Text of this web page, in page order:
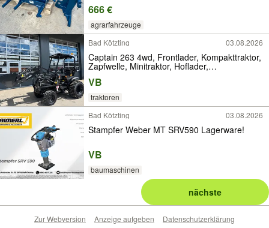
666 €
agrarfahrzeuge
Bad Kötzting
03.08.2026
Captain 263 4wd, Frontlader, Kompakttraktor,
Zapfwelle, Minitraktor, Hoflader,
Euroaufnahme, Schnellwechsler
VB
traktoren
Bad Kötzting
03.08.2026
Stampfer Weber MT SRV590 Lagerware!
VB
baumaschinen
nächste
Zur Webversion Anzeige aufgeben Datenschutzerklärung